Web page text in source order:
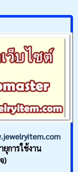
การใช้งาน
)